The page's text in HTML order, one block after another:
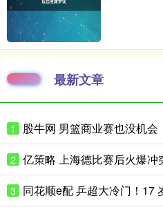
最新文章
1
2
3